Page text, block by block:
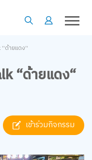
ด้ายแดง“
“ด้ายแดง“
เข้าร่วมกิจกรรม